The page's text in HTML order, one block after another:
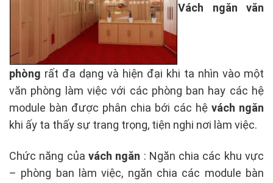
Vách ngăn văn
phòng rất đa dạng và hiện đại khi ta nhìn vào một
văn phòng làm việc với các phòng ban hay các hệ
module bàn được phân chia bới các hệ vách ngăn
khi ấy ta thấy sự trang trọng, tiện nghi nơi làm việc.
Chức năng của vách ngăn : Ngăn chia các khu vực
– phòng ban làm việc, ngăn chia các module bàn